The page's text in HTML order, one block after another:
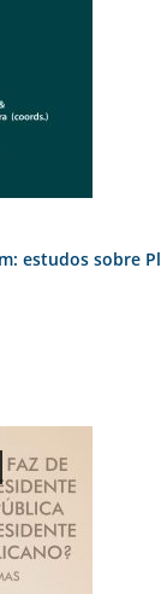
estudos sobre